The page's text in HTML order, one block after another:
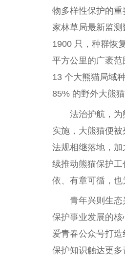
物多样性保护的
家林草局最新监
1900 只，种群恢
平方公里的广袤
13 个大熊猫局域
85% 的野外大熊
法治护航，
实施，大熊猫便
法规相继落地，
续推动熊猫保护
依、有章可循，也
青年兴则生
保护事业发展的核
爱青春公众号打
保护知识触达更